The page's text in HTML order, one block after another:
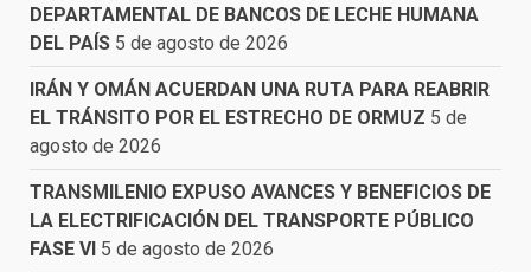
DEPARTAMENTAL DE BANCOS DE LECHE HUMANA
DEL PAÍS 5 de agosto de 2026
IRÁN Y OMÁN ACUERDAN UNA RUTA PARA REABRIR
EL TRÁNSITO POR EL ESTRECHO DE ORMUZ 5 de
agosto de 2026
TRANSMILENIO EXPUSO AVANCES Y BENEFICIOS DE
LA ELECTRIFICACIÓN DEL TRANSPORTE PÚBLICO
FASE VI 5 de agosto de 2026